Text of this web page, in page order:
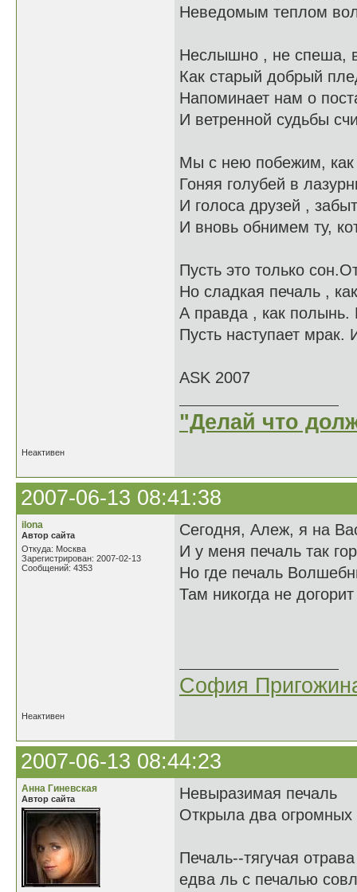
Неведомым теплом
Неслышно , не спеша,
Как старый добрый
Напоминает нам о
И ветренной судьбы
Мы с нею побежим,
Гоняя голубей в
И голоса друзей ,
И вновь обнимем ту,
Пусть это только
Но сладкая печаль ,
А правда , как
Пусть наступает мрак.
ASK 2007
"Делай что
Неактивен
2007-06-13 08:41:38
ilona
Автор сайта
Откуда: Москва
Зарегистрирован: 2007-02-13
Сообщений: 4353
Сегодня, Алеж, я на
И у меня печаль так
Но где печаль
Там никогда не
София
Неактивен
2007-06-13 08:44:23
Анна Гиневская
Автор сайта
Невыразимая печаль
Открыла два
Печаль--тягучая отрава
едва ль с печалью